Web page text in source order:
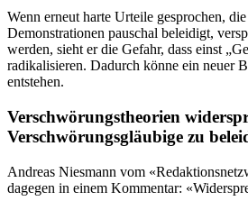
Wenn erneut harte Urteile gesprochen,
Demonstrationen pauschal beleidigt,
werden, sieht er die Gefahr, dass einst
radikalisieren. Dadurch könne ein neuer
entstehen.
Verschwörungstheorien
Verschwörungsgläubige zu
Andreas Niesmann vom
dagegen in einem Kommentar: